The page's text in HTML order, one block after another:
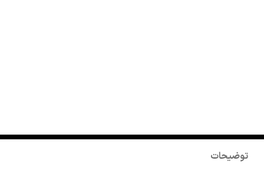
توضیحات